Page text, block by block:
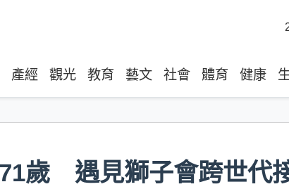
產經 觀光 教育 藝文 社會 體育 健康
歲 遇見獅子會跨世代